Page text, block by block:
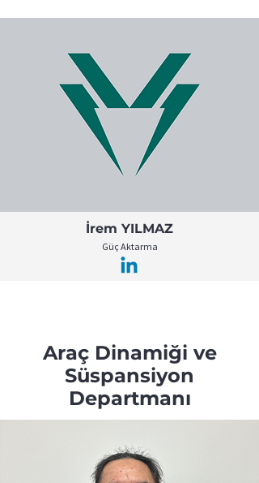
İrem YILMAZ
Güç Aktarma
Araç Dinamiği ve
Süspansiyon
Departmanı